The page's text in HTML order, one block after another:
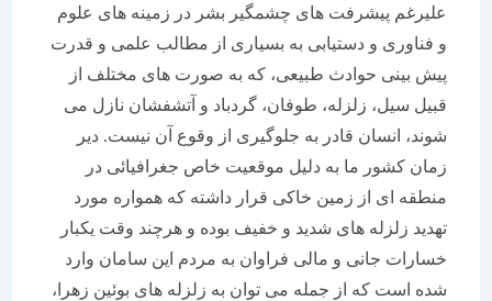
علیرغم پیشرفت های چشمگیر بشر در زمینه های علوم
و فناوری و دستیابی به بسیاری از مطالب علمی و قدرت
پیش بینی حوادث طبیعی، که به صورت های مختلف از
قبیل سیل، زلزله، طوفان، گردباد و آتشفشان نازل می
شوند، انسان قادر به جلوگیری از وقوع آن نیست. دیر
زمان کشور ما به دلیل موقعیت خاص جغرافیائی در
منطقه ای از زمین خاکی قرار داشته که همواره مورد
تهدید زلزله های شدید و خفیف بوده و هرچند وقت یکبار
خسارات جانی و مالی فراوان به مردم این سامان وارد
شده است که از جمله می توان به زلزله های بوئین زهرا،